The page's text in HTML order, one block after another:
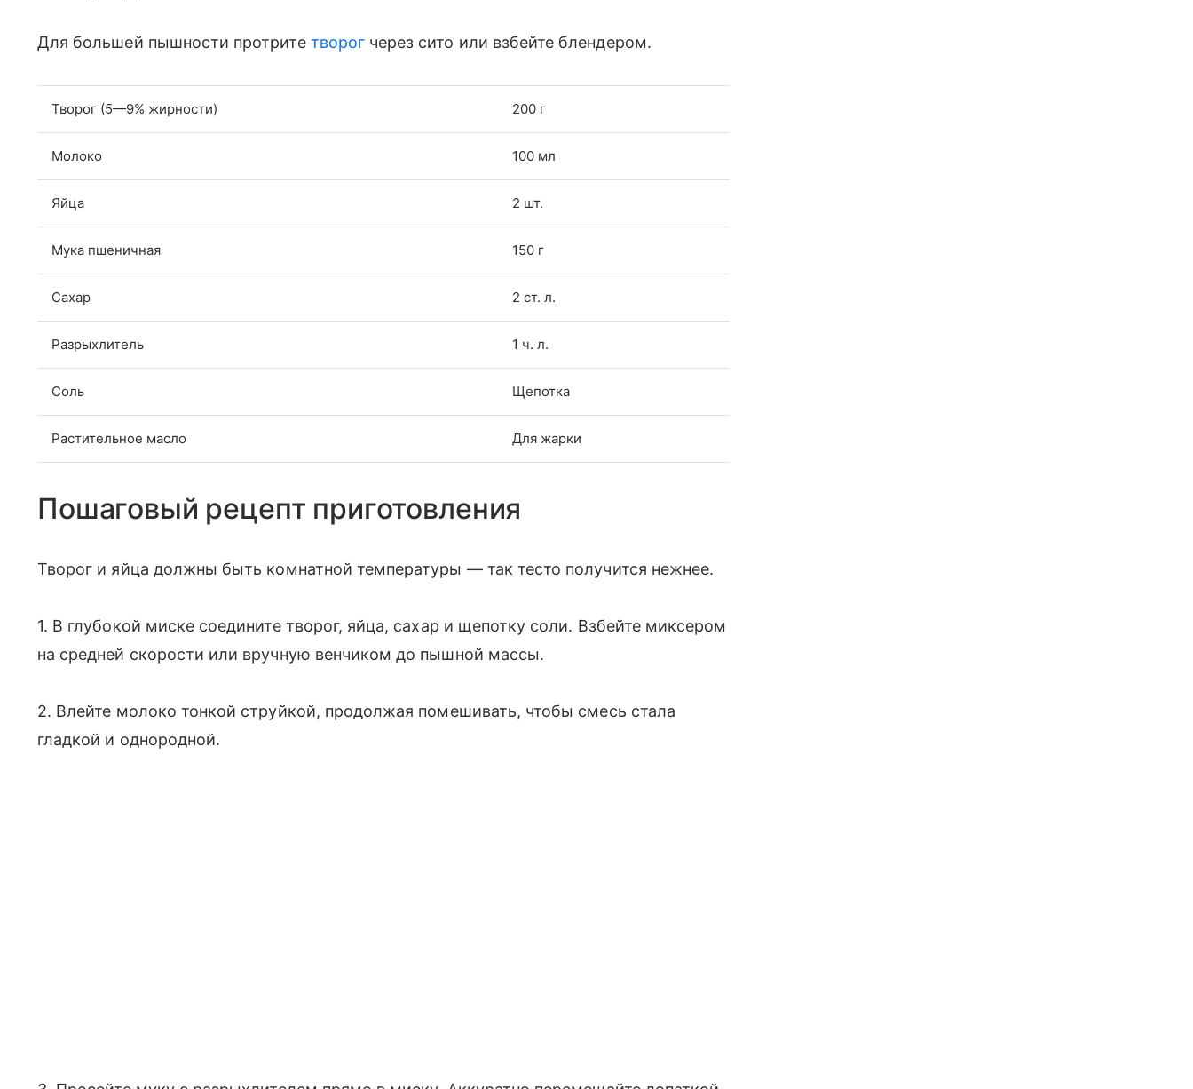
Для большей пышности протрите творогчерез сито или взбейте блендером.
Творог (5—9% жирности) 200 г
Молоко 100 мл
Яйца 2 шт.
Мука пшеничная 150 г
Сахар 2 ст. л.
Разрыхлитель 1 ч. л.
Соль Щепотка
Растительное масло Для жарки
Пошаговый рецепт приготовления
Творог и яйца должны быть комнатной температуры — так тесто получится нежнее.
1. В глубокой миске соедините творог, яйца, сахар и щепотку соли. Взбейте миксером
на средней скорости или вручную венчиком до пышной массы.
2. Влейте молоко тонкой струйкой, продолжая помешивать, чтобы смесь стала
гладкой и однородной.